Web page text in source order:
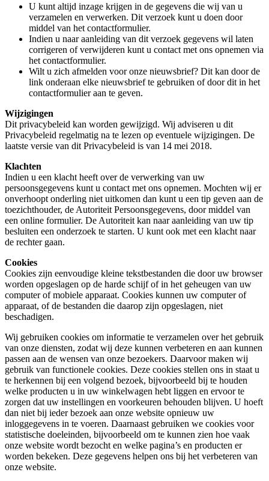
U kunt altijd inzage krijgen in de gegevens die wij van u
verzamelen en verwerken. Dit verzoek kunt u doen door
middel van het contactformulier.
Indien u naar aanleiding van dit verzoek gegevens wil laten
corrigeren of verwijderen kunt u contact met ons opnemen via
het contactformulier.
Wilt u zich afmelden voor onze nieuwsbrief? Dit kan door de
link onderaan elke nieuwsbrief te gebruiken of door dit in het
contactformulier aan te geven.
Wijzigingen
Dit privacybeleid kan worden gewijzigd. Wij adviseren u dit
Privacybeleid regelmatig na te lezen op eventuele wijzigingen. De
laatste versie van dit Privacybeleid is van 14 mei 2018.
Klachten
Indien u een klacht heeft over de verwerking van uw
persoonsgegevens kunt u contact met ons opnemen. Mochten wij er
onverhoopt onderling niet uitkomen dan kunt u een tip geven aan de
toezichthouder, de Autoriteit Persoonsgegevens, door middel van
een online formulier. De Autoriteit kan naar aanleiding van uw tip
besluiten een onderzoek te starten. U kunt ook met een klacht naar
de rechter gaan.
Cookies
Cookies zijn eenvoudige kleine tekstbestanden die door uw browser
worden opgeslagen op de harde schijf of in het geheugen van uw
computer of mobiele apparaat. Cookies kunnen uw computer of
apparaat, of de bestanden die daarop zijn opgeslagen, niet
beschadigen.
Wij gebruiken cookies om informatie te verzamelen over het gebruik
van onze diensten, zodat wij deze kunnen verbeteren en aan kunnen
passen aan de wensen van onze bezoekers. Daarvoor maken wij
gebruik van functionele cookies. Deze cookies stellen ons in staat u
te herkennen bij een volgend bezoek, bijvoorbeeld bij te houden
welke producten u in uw winkelwagen hebt liggen en ervoor te
zorgen dat uw instellingen en voorkeuren behouden blijven. U hoeft
dan niet bij ieder bezoek aan onze website opnieuw uw
inloggegevens in te voeren. Daarnaast gebruiken we cookies voor
statistische doeleinden, bijvoorbeeld om te kunnen zien hoe vaak
onze website wordt bezocht en welke pagina’s en producten er
worden bekeken. Deze gegevens helpen ons bij het verbeteren van
onze website.